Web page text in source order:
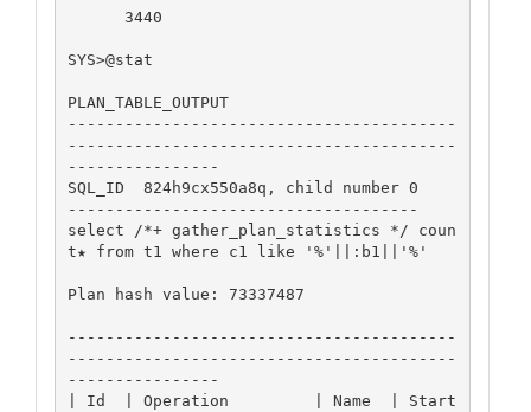
SYS>@stat
PLAN_TABLE_OUTPUT
-----------------------------------------
-----------------------------------------
----------------
SQL_ID  824h9cx550a8q, child number 0
-------------------------------------
select /*+ gather_plan_statistics */ coun
t★ from t1 where c1 like '%'||:b1||'%'
Plan hash value: 73337487
-----------------------------------------
-----------------------------------------
----------------
| Id  | Operation         | Name  | Start